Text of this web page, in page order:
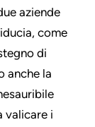
aziende
come
di
anche la
valicare i